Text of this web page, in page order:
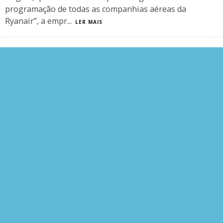
programação de todas as companhias aéreas da
Ryanair”, a empr... LER MAIS